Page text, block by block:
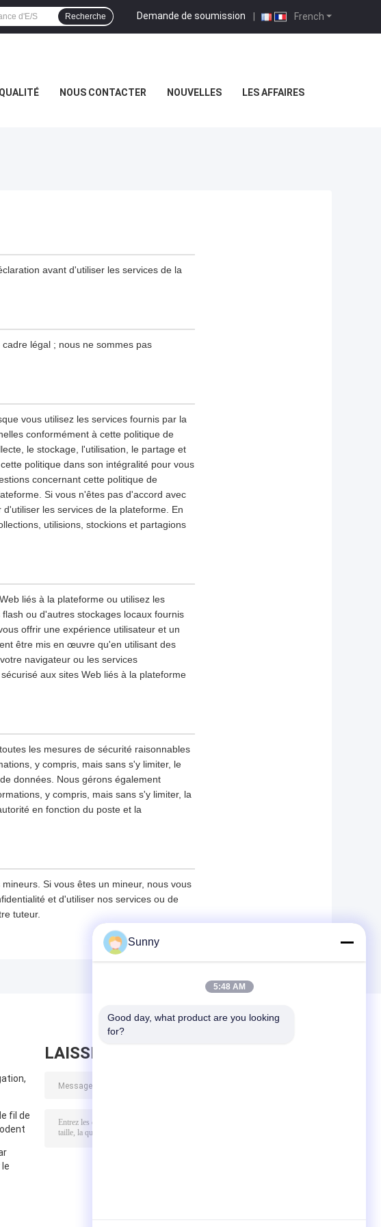
French
Demande de soumission |
Recherche
NOUS CONTACTER NOUVELLES LES AFFAIRES
avant d'utiliser les services de la
légal ; nous ne sommes pas
vous utilisez les services fournis par la
conformément à cette politique de
le stockage, l'utilisation, le partage et
politique dans son intégralité pour vous
concernant cette politique de
Si vous n'êtes pas d'accord avec
les services de la plateforme. En
utilisions, stockions et partagions
liés à la plateforme ou utilisez les
ou d'autres stockages locaux fournis
offrir une expérience utilisateur et un
être mis en œuvre qu'en utilisant des
navigateur ou les services
aux sites Web liés à la plateforme
les mesures de sécurité raisonnables
y compris, mais sans s'y limiter, le
données. Nous gérons également
y compris, mais sans s'y limiter, la
en fonction du poste et la
Si vous êtes un mineur, nous vous
et d'utiliser nos services ou de
tuteur.
fil de
LAISSEZ UN MESSAGE
Sunny
5:48 AM
Good day, what product are you looking
for?